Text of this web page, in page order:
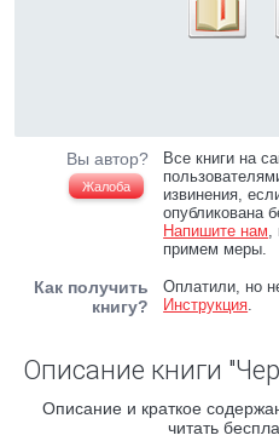
Вы автор?
Жалоба
Все книги на
извинения,
опубликована
Напишите нам,
примем меры.
Как получить
книгу?
Оплатили, но
Инструкция.
Описание книги
Описание и краткое
читать